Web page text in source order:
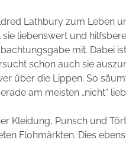
Lathbury zum Leben
liebenswert und
mit. Dabei
schon auch sie
über die Lippen. So
am meisten „nicht“
Kleidung, Punsch und
Flohmärkten. Dies